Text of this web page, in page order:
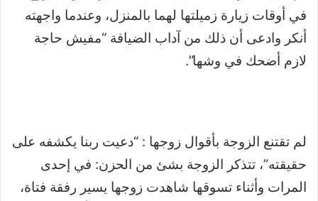
في أوقات زيارة زميلتها لهما بالمنزل، وعندما واجهته
أنكر وادعى أن ذلك من آداب الضيافة “مفيش حاجة
لازم أضحك في وشها”.
لم تقتنع الزوجة بأقوال زوجها : “دعيت ربنا يكشفه على
حقيقته”، تتذكر الزوجة بشئ من الحزن: في إحدى
المرات وأثناء تسوقها شاهدت زوجها يسير رفقة فتاة،